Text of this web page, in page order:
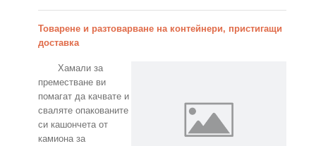
Товарене и разтоварване на контейнери, пристигащи
доставка
Хамали за
преместване ви
помагат да качвате и
сваляте опакованите
си кашончета от
камиона за